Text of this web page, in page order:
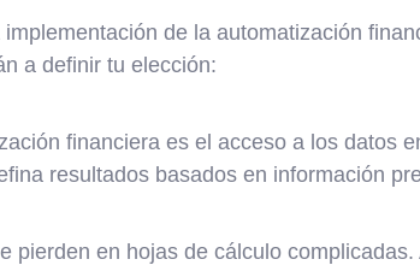
de la automatización
a definir tu elección:
financiera es el acceso a los datos
resultados basados ​​en información
pierden en hojas de cálculo complicadas.